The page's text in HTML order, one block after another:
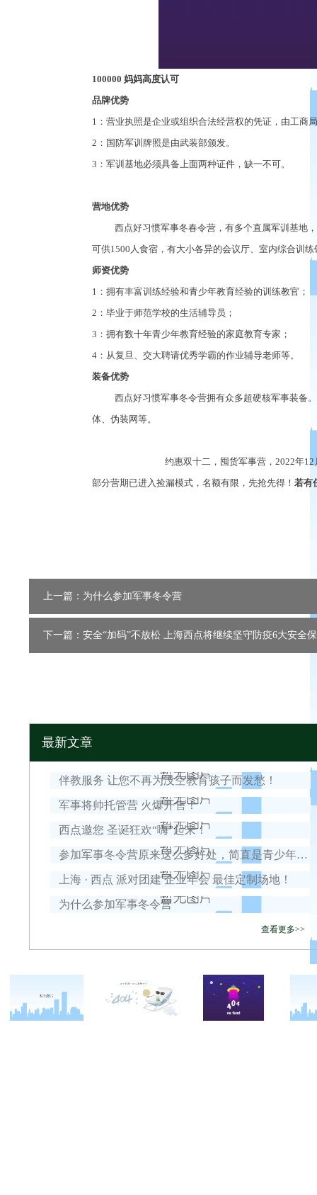
100000 妈妈高度认可
品牌优势
1 ：营业执照是企业或组织合法经营权的凭证，由工商
2 ： 国防军训牌照是由武装部颁发。
3 ： 军训基地必须具备上面两种证件，缺一不可。
营地优势
西点好习惯军事冬春令营，有多个直属军训基地
可供1500 人食宿，有大小各异的会议厅、室内综合训
师资优势
1 ：拥有丰富训练经验和青少年教育经验的训练教官；
2 ：毕业于师范学校的生活辅导员；
3 ：拥有数十年青少年教育经验的家庭教育专家；
4 ：从复旦、交大聘请优秀学霸的作业辅导老师等。
装备优势
西点好习惯军事冬令营拥有众多超硬核军事装备
体、伪装网等。
约惠双十二 ， 囤货军事营 ，2022年12
部分营期已进入捡漏模式，名额有限，先抢先得！ 若有
上一篇：为什么参加军事冬令营
下一篇：安全“加码”不放松 上海西点将继续坚守防疫6大安全
最新文章
伴教服务 让您不再为没空教育孩子而发愁！
军事将帅托管营 火爆开售！
西点邀您 圣诞狂欢“嗨”起来！
参加军事冬令营原来这么多好处，简直是青少年的必备首选！
上海 · 西点 派对团建 企业年会 最佳定制场地！
为什么参加军事冬令营
查看更多>>